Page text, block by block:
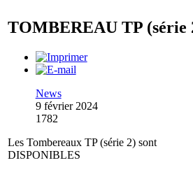
TOMBEREAU TP (série
News
9 février 2024
1782
Les Tombereaux TP (série 2) sont
DISPONIBLES